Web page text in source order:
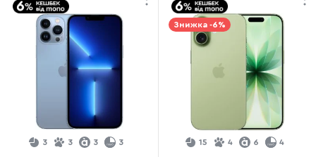
3 3 3 3
Знижка -6%
15 4 6 4